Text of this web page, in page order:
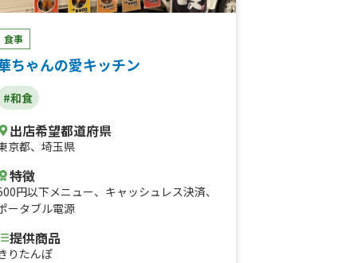
食事
ちゃんの愛キッチン
#和食
出店希望都道府県
京都、 埼玉県
特徴
円以下メニュー、 キャッシュレス決済、
ータブル電源
提供商品
りたんぽ